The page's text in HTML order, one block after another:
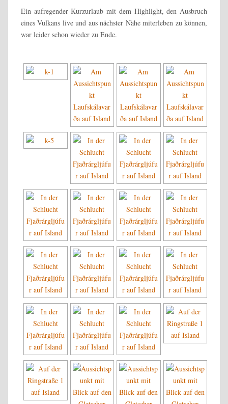
Ein aufregender Kurzurlaub mit dem Highlight, den Ausbruch
eines Vulkans live und aus nächster Nähe miterleben zu können,
war leider schon wieder zu Ende.